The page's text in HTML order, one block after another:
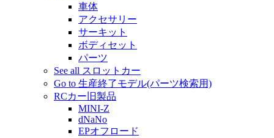
車体
アクセサリー
サーキット
ボディセット
パーツ
See all スロットカー
Go to 生産終了モデル(パーツ検索用)
RCカー旧製品
MINI-Z
dNaNo
EPオフロード